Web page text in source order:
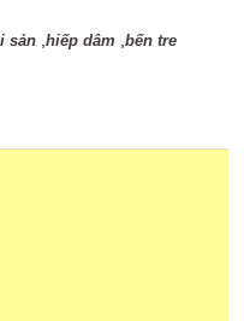
sản ,hiếp dâm ,bến tre